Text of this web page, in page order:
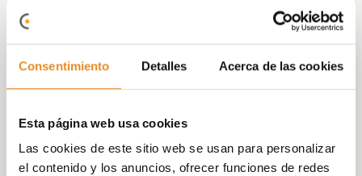
Consentimiento Detalles Acerca de las cookies
Esta página web usa cookies
Las cookies de este sitio web se usan para personalizar
el contenido y los anuncios, ofrecer funciones de redes